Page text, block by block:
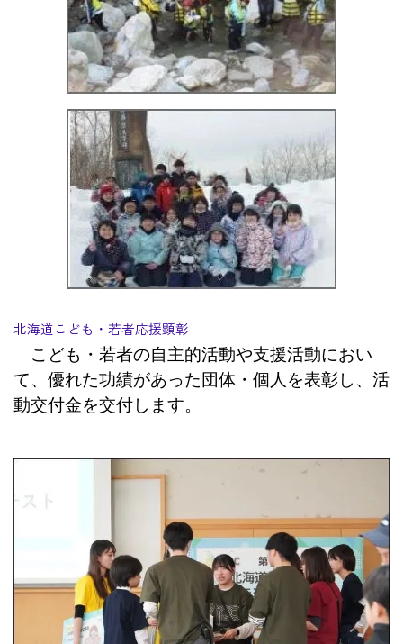
北海道こども・若者応援顕彰
こども・若者の自主的活動や支援活動におい
て、優れた功績があった団体・個人を表彰し、活
動交付金を交付します。